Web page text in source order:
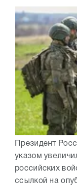
Президент
указом
российских
ссылкой на